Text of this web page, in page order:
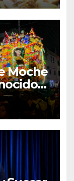
Moche
la